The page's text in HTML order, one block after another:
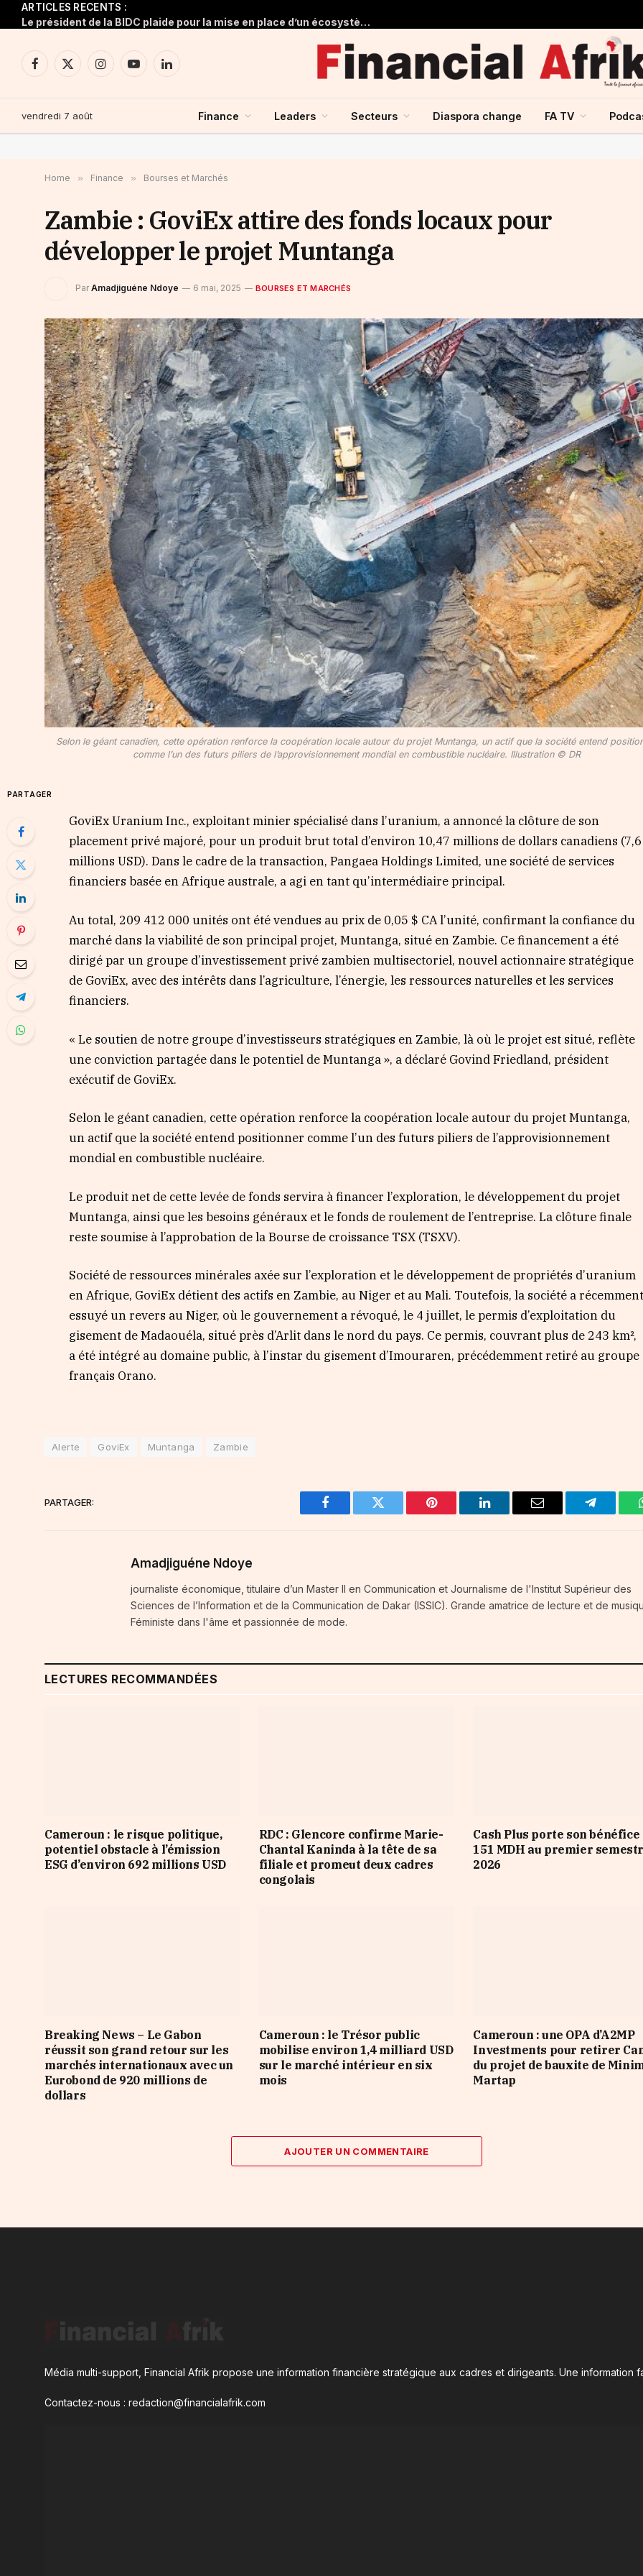
ARTICLES RECENTS :
Le président de la BIDC plaide pour la mise en place d’un écosystème régional porté par l’IA lors de la première conférence sur l’intelligence artificielle dans les secteurs de la santé et de la pharmacie
Facebook
X
InstagramYouTubeLinkedIn
vendredi 7 août Finance Leaders Secteurs Diaspora change FA TV
Home » Finance » Bourses et Marchés
Zambie : GoviEx attire des fonds locaux pour
développer le projet Muntanga
Par Amadjiguéne Ndoye 6 mai, 2025 BOURSES ET MARCHÉS
Selon le géant canadien, cette opération renforce la coopération locale autour du projet Muntanga, un actif que la société entend
comme l’un des futurs piliers de l’approvisionnement mondial en combustible nucléaire. Illustration © DR
PARTAGER
GoviEx Uranium Inc., exploitant minier spécialisé dans l’uranium, a annoncé la clôture de son
placement privé majoré, pour un produit brut total d’environ 10,47 millions de dollars canadiens (7,6
millions USD). Dans le cadre de la transaction, Pangaea Holdings Limited, une société de services
financiers basée en Afrique australe, a agi en tant qu’intermédiaire principal.
Au total, 209 412 000 unités ont été vendues au prix de 0,05 $ CA l’unité, confirmant la confiance du
marché dans la viabilité de son principal projet, Muntanga, situé en Zambie. Ce financement a été
dirigé par un groupe d’investissement privé zambien multisectoriel, nouvel actionnaire stratégique
de GoviEx, avec des intérêts dans l’agriculture, l’énergie, les ressources naturelles et les services
financiers.
« Le soutien de notre groupe d’investisseurs stratégiques en Zambie, là où le projet est situé, reflète
une conviction partagée dans le potentiel de Muntanga », a déclaré Govind Friedland, président
exécutif de GoviEx.
Selon le géant canadien, cette opération renforce la coopération locale autour du projet Muntanga,
un actif que la société entend positionner comme l’un des futurs piliers de l’approvisionnement
mondial en combustible nucléaire.
Le produit net de cette levée de fonds servira à financer l’exploration, le développement du projet
Muntanga, ainsi que les besoins généraux et le fonds de roulement de l’entreprise. La clôture finale
reste soumise à l’approbation de la Bourse de croissance TSX (TSXV).
Société de ressources minérales axée sur l’exploration et le développement de propriétés d’uranium
en Afrique, GoviEx détient des actifs en Zambie, au Niger et au Mali. Toutefois, la société a
essuyé un revers au Niger, où le gouvernement a révoqué, le 4 juillet, le permis d’exploitation du
gisement de Madaouéla, situé près d’Arlit dans le nord du pays. Ce permis, couvrant plus de 243 km²,
a été intégré au domaine public, à l’instar du gisement d’Imouraren, précédemment retiré au groupe
français Orano.
Alerte GoviEx Muntanga Zambie
PARTAGER:
Facebook Twitter Pinterest LinkedIn Email Telegram
Amadjiguéne Ndoye
journaliste économique, titulaire d’un Master II en Communication et Journalisme de l'Institut Supérieur des
Sciences de l’Information et de la Communication de Dakar (ISSIC). Grande amatrice de lecture et de
Féministe dans l'âme et passionnée de mode.
LECTURES RECOMMANDÉES
Cameroun : le risque politique,
potentiel obstacle à l’émission
ESG d’environ 692 millions USD
RDC : Glencore confirme Marie-
Chantal Kaninda à la tête de sa
filiale et promeut deux cadres
congolais
Cash Plus porte son bénéfice
151 MDH au premier
2026
Breaking News – Le Gabon
réussit son grand retour sur les
marchés internationaux avec un
Eurobond de 920 millions de
dollars
Cameroun : le Trésor public
mobilise environ 1,4 milliard USD
sur le marché intérieur en six
mois
Cameroun : une OPA d’A2MP
Investments pour retirer
du projet de bauxite de
Martap
AJOUTER UN COMMENTAIRE
Média multi-support, Financial Afrik propose une information financière stratégique aux cadres et dirigeants. Une information
Contactez-nous : redaction@financialafrik.com